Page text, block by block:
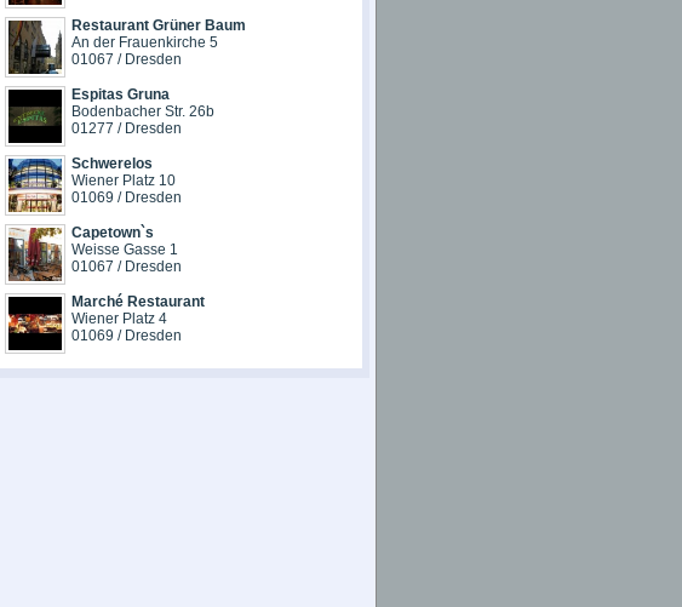
Restaurant Grüner Baum
An der Frauenkirche 5
01067 / Dresden
Espitas Gruna
Bodenbacher Str. 26b
01277 / Dresden
Schwerelos
Wiener Platz 10
01069 / Dresden
Capetown`s
Weisse Gasse 1
01067 / Dresden
Marché Restaurant
Wiener Platz 4
01069 / Dresden